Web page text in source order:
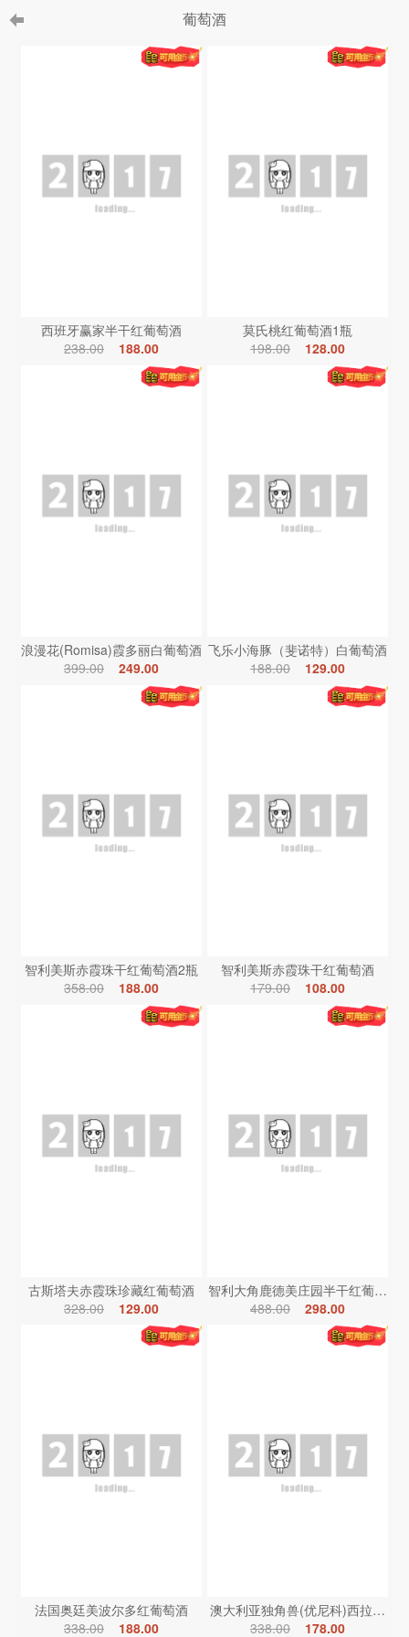
葡萄酒
西班牙赢家半干红葡萄酒
238.00
188.00
莫氏桃红葡萄酒1瓶
198.00
128.00
浪漫花(Romisa)霞多丽白葡萄酒
399.00
249.00
飞乐小海豚（斐诺特）白葡萄酒
188.00
129.00
智利美斯赤霞珠干红葡萄酒2瓶
358.00
188.00
智利美斯赤霞珠干红葡萄酒
179.00
108.00
古斯塔夫赤霞珠珍藏红葡萄酒
328.00
129.00
智利大角鹿德美庄园半干红葡萄酒
488.00
298.00
法国奥廷美波尔多红葡萄酒
338.00
188.00
澳大利亚独角兽(优尼科)西拉红葡
338.00
178.00